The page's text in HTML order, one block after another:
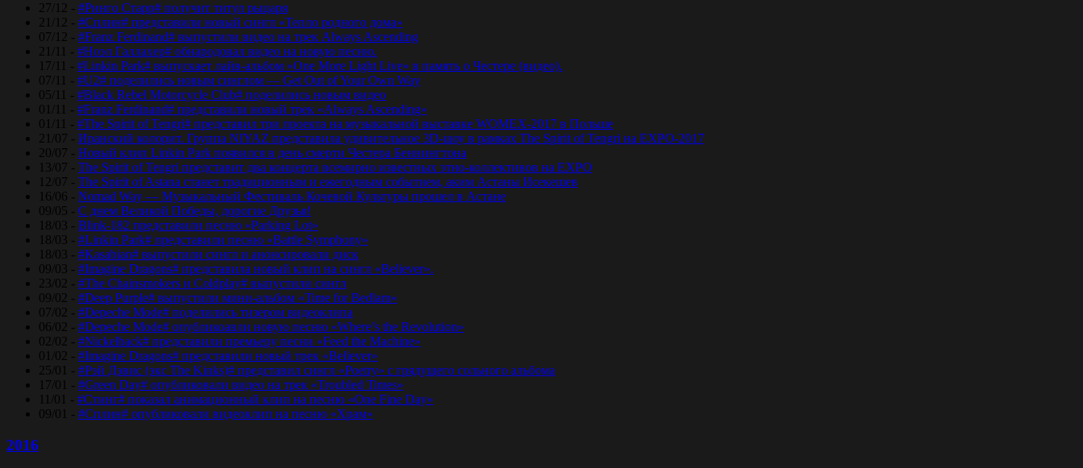
27/12 - #Ринго Старр# получит титул рыцаря
21/12 - #Сплин# представили новый сингл «Тепло родного дома»
07/12 - #Franz Ferdinand# выпустили видео на трек Always Ascending
21/11 - #Ноэл Галлахер# обнародовал видео на новую песню.
17/11 - #Linkin Park# выпускает лайв-альбом «One More Light Live» в память о Честере (видео).
07/11 - #U2# поделились новым синглом — Get Out of Your Own Way
05/11 - #Black Rebel Motorcycle Club# поделились новым видео
01/11 - #Franz Ferdinand# представили новый трек «Always Ascending»
01/11 - #The Spirit of Tengri# представил три проекта на музыкальной выставке WOMEX-2017 в Польше
21/07 - Иранский колорит. Группа NIYAZ представила удивительное 3D-шоу в рамках The Spirit of Tengri на EXPO-2017
20/07 - Новый клип Linkin Park появился в день смерти Честера Беннингтона
13/07 - The Spirit of Tengri представит два концерта всемирно известных этно-коллективов на EXPO
12/07 - The Spirit of Astana станет традиционным и ежегодным событием, аким Астаны Исекешев
16/06 - Nomad Way — Музыкальный Фестиваль Кочевой Культуры прошел в Астане
09/05 - С днем Великой Победы, дорогие Друзья!
18/03 - Blink-182 представили песню «Parking Lot»
18/03 - #Linkin Park# представили песню «Bаttlе Sуmphоnу»
18/03 - #Kasabian# выпустили сингл и анонсировали диск
09/03 - #Imagine Dragons# представила новый клип на сингл «Believer».
23/02 - #The Chainsmokers и Coldplay# выпустили сингл
09/02 - #Deep Purple# выпустили мини-альбом «Time for Bedlam»
07/02 - #Depeche Mode# поделились тизером видеоклипа
06/02 - #Depeche Mode# опубликоавли новую песню «Where’s the Revolution»
02/02 - #Nickelback# представили премьеру песни «Feed the Machine»
01/02 - #Imagine Dragons# представили новый трек «Believer»
25/01 - #Рэй Дэвис (экс The Kinks)# представил сингл «Poetry» с грядущего сольного альбома
17/01 - #Green Day# опубликовали видео на трек «Troubled Times»
11/01 - #Стинг# показал анимационный клип на песню «One Fine Day»
09/01 - #Сплин# опубликовали видеоклип на песню «Храм»
2016